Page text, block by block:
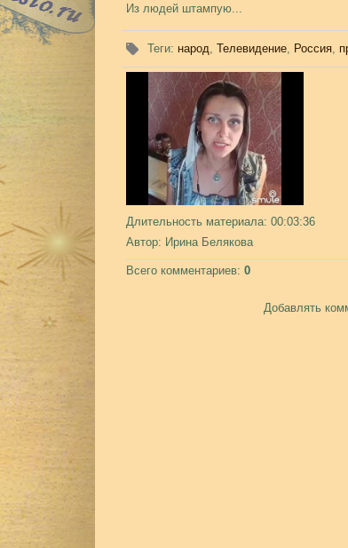
Из людей штампую...
Теги: народ, Телевидение, Россия,
Длительность материала: 00:03:36
Автор: Ирина Белякова
Всего комментариев: 0
Добавлять